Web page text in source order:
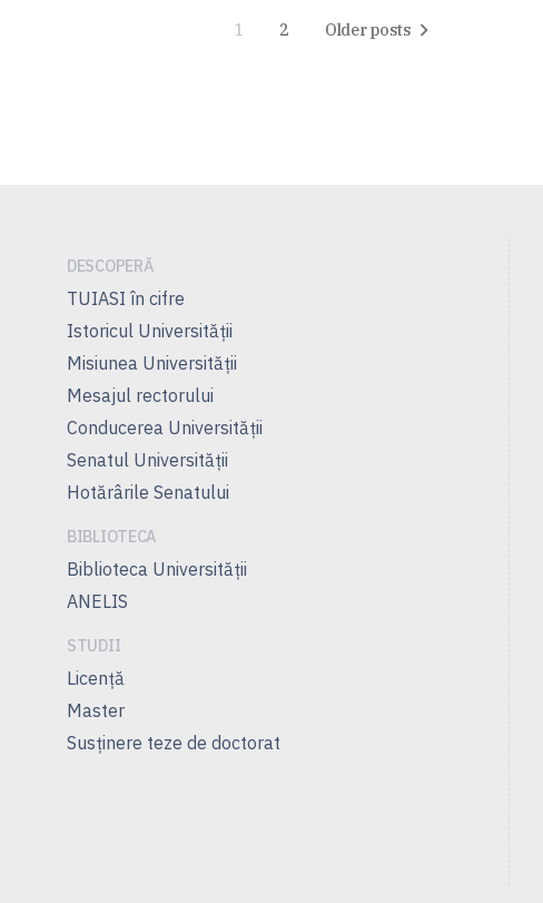
1 2 Older posts
DESCOPERĂ
TUIASI în cifre
Istoricul Universităţii
Misiunea Universităţii
Mesajul rectorului
Conducerea Universităţii
Senatul Universității
Hotărârile Senatului
BIBLIOTECA
Biblioteca Universității
ANELIS
STUDII
Licenţă
Master
Susţinere teze de doctorat